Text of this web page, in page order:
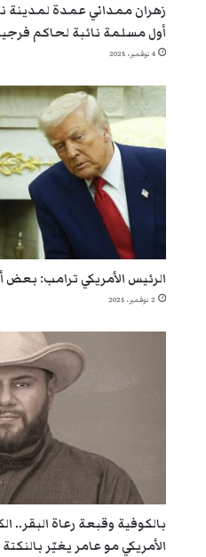
زهران ممداني عمدة لمدينة
أول مسلمة نائبة لحاكم
4 نوفمبر، 2025
الرئيس الأمريكي ترامب: بعض
2 نوفمبر، 2025
بالكوفية وقبعة رعاة البقر..
الأمريكي مو عامر يغيّر